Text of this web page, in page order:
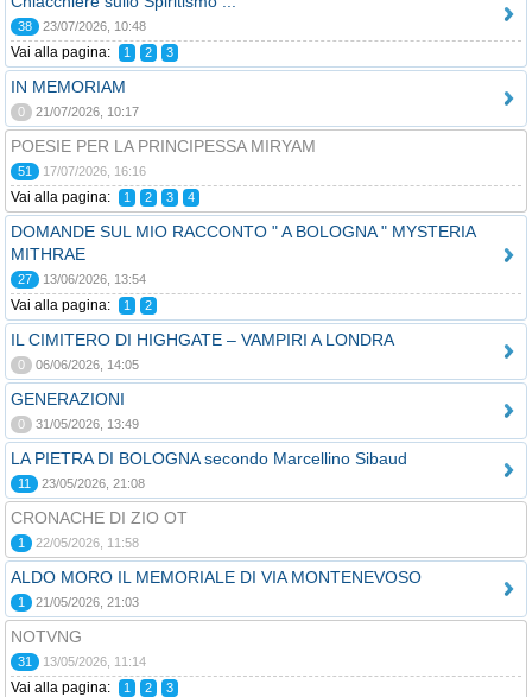
38 23/07/2026, 10:48
Vai alla pagina: 1 2 3
IN MEMORIAM
0 21/07/2026, 10:17
POESIE PER LA PRINCIPESSA MIRYAM
51 17/07/2026, 16:16
Vai alla pagina: 1 2 3 4
DOMANDE SUL MIO RACCONTO " A BOLOGNA " MYSTERIA
MITHRAE
27 13/06/2026, 13:54
Vai alla pagina: 1 2
IL CIMITERO DI HIGHGATE – VAMPIRI A LONDRA
0 06/06/2026, 14:05
GENERAZIONI
0 31/05/2026, 13:49
LA PIETRA DI BOLOGNA secondo Marcellino Sibaud
11 23/05/2026, 21:08
CRONACHE DI ZIO OT
1 22/05/2026, 11:58
ALDO MORO IL MEMORIALE DI VIA MONTENEVOSO
1 21/05/2026, 21:03
NOTVNG
31 13/05/2026, 11:14
Vai alla pagina: 1 2 3